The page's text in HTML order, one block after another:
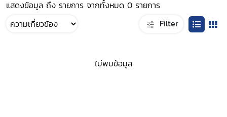
แสดงข้อมูล ถึง รายการ จากทั้งหมด 0 รายการ
Filter
ไม่พบข้อมูล